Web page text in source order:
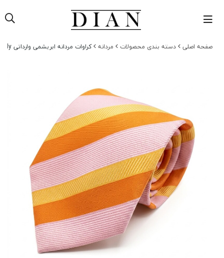
صفحه اصلی دسته بندی محصولات مردانه کراوات مردانه ابریشمی وارداتی Italy